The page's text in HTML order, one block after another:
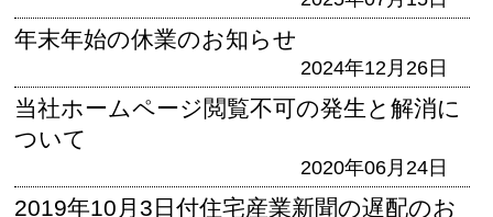
年末年始の休業のお知らせ
2024年12月26日
当社ホームページ閲覧不可の発生と解消に
ついて
2020年06月24日
2019年10月3日付住宅産業新聞の遅配のお